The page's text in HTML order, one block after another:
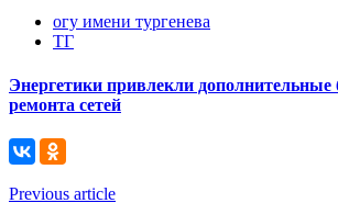
огу имени тургенева
ТГ
Энергетики привлекли дополнительные
ремонта сетей
Previous article